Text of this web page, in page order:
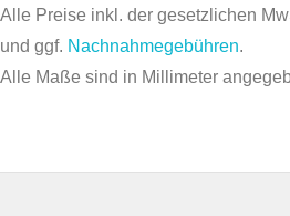
Alle Preise inkl. der gesetzlichen
und ggf. Nachnahmegebühren.
Alle Maße sind in Millimeter